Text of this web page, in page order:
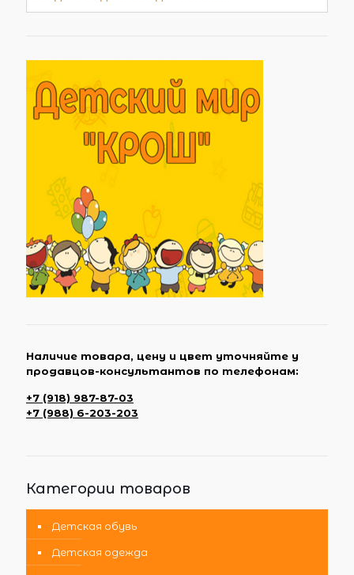
Наличие товара, цену и цвет уточняйте у
продавцов-консультантов по телефонам:
+7 (918) 987-87-03
+7 (988) 6-203-203
Категории товаров
Детская обувь
Детская одежда